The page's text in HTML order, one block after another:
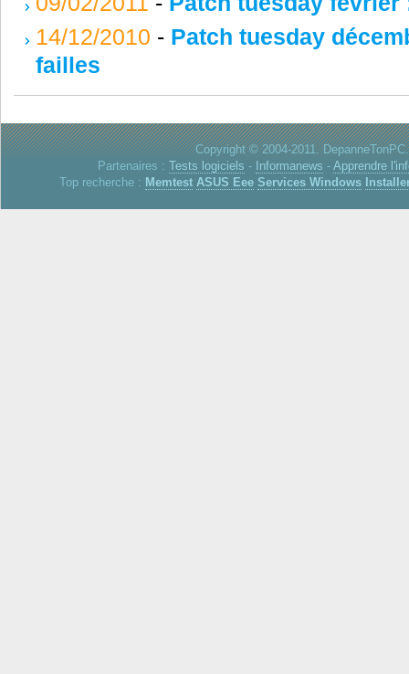
14/12/2010 - Patch tuesday
failles
Copyright © 2004-2011.
Partenaires : Tests logiciels - Informanews - Apprendre
Top recherche : Memtest ASUS Eee Services Windows